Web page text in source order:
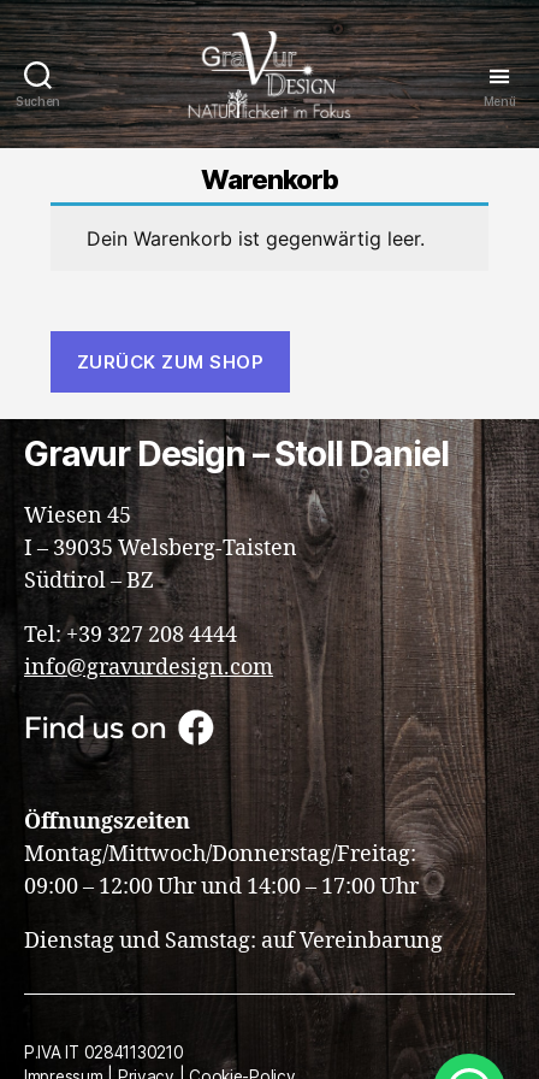
Suchen
Gravur
Design
Menü
Warenkorb
Dein Warenkorb ist gegenwärtig leer.
ZURÜCK ZUM SHOP
Gravur Design – Stoll Daniel
Wiesen 45
I – 39035 Welsberg-Taisten
Südtirol – BZ
Tel: +39 327 208 4444
info@gravurdesign.com
Öffnungszeiten
Montag/Mittwoch/Donnerstag/Freitag:
09:00 – 12:00 Uhr und 14:00 – 17:00 Uhr
Dienstag und Samstag: auf Vereinbarung
P.IVA IT 02841130210